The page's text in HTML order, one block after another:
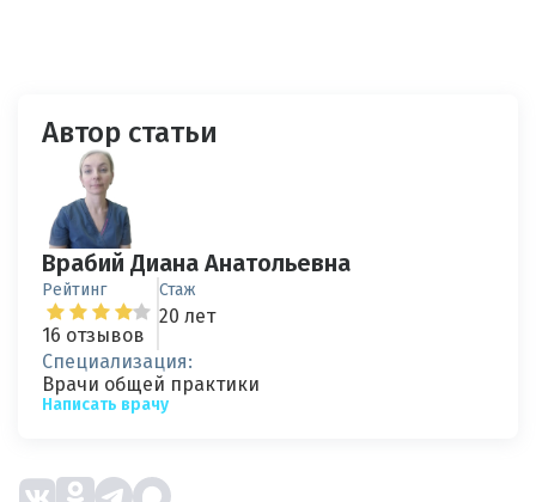
Автор статьи
Врабий Диана Анатольевна
Рейтинг
16 отзывов
Стаж
20 лет
Специализация:
Врачи общей практики
Написать врачу